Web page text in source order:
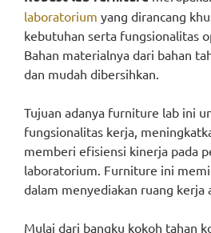
laboratorium yang dirancang
kebutuhan serta fungsionalitas
Bahan materialnya dari bahan
dan mudah dibersihkan.
Tujuan adanya furniture lab ini
fungsionalitas kerja,
memberi efisiensi kinerja pada
laboratorium. Furniture ini
dalam menyediakan ruang kerja
Mulai dari bangku kokoh tahan